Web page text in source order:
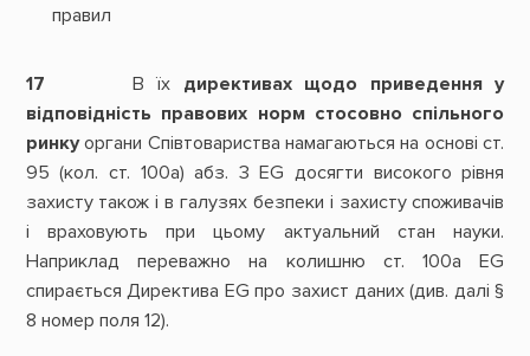
правил
17 В їх директивах щодо приведення у
відповідність правових норм стосовно спільного
ринкуоргани Співтовариства намагаються на основі ст.
95 (кол. ст. 100а) абз. 3 EG досягти високого рівня
захисту також і в галузях безпеки і захисту споживачів
і враховують при цьому актуальний стан науки.
Наприклад переважно на колишню ст. 100а EG
спирається Директива EG про захист даних (див. далі §
8 номер поля 12).